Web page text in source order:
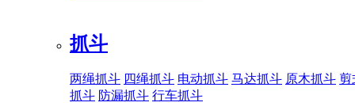
抓斗
两绳抓斗 四绳抓斗 电动抓斗 马达抓斗 原木抓斗 剪
抓斗 防漏抓斗 行车抓斗